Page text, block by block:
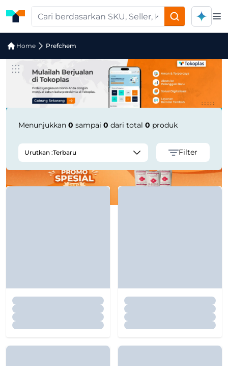
Home Prefchem
Pencarian Produk "prefchem" di
Menunjukkan 0 sampai 0 dari total 0 produk
Urutkan :Terbaru Filter